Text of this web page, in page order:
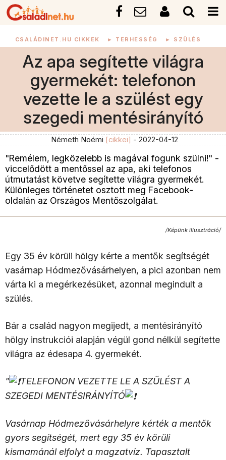
CSALÁDINET.HU CIKKEK ► TERHESSÉG ► SZÜLÉS
Az apa segítette világra
gyermekét: telefonon
vezette le a szülést egy
szegedi mentésirányító
Németh Noémi [cikkei] - 2022-04-12
"Remélem, legközelebb is magával fogunk szülni!" -
viccelődött a mentőssel az apa, aki telefonos
útmutatást követve segítette világra gyermekét.
Különleges történetet osztott meg Facebook-
oldalán az Országos Mentőszolgálat.
/Képünk illusztráció/
Egy 35 év körüli hölgy kérte a mentők segítségét
vasárnap Hódmezővásárhelyen, a pici azonban nem
várta ki a megérkezésüket, azonnal megindult a
szülés.
Bár a család nagyon megijedt, a mentésirányító
hölgy instrukciói alapján végül gond nélkül segítette
világra az édesapa 4. gyermekét.
"
TELEFONON VEZETTE LE A SZÜLÉST A
SZEGEDI MENTÉSIRÁNYÍTÓ
Vasárnap Hódmezővásárhelyre kérték a mentők
gyors segítségét, mert egy 35 év körüli
kismamánál elfolyt a magzatvíz. Tapasztalt